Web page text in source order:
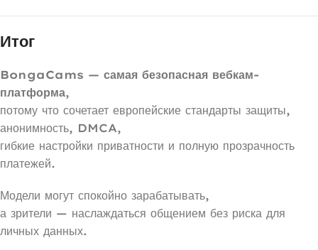
Итог
BongaCams — самая безопасная вебкам-
платформа,
потому что сочетает европейские стандарты защиты,
анонимность, DMCA,
гибкие настройки приватности и полную прозрачность
платежей.
Модели могут спокойно зарабатывать,
а зрители — наслаждаться общением без риска для
личных данных.